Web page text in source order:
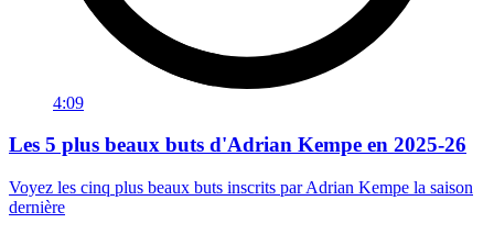
4:09
Les 5 plus beaux buts d'Adrian Kempe en 2025-26
Voyez les cinq plus beaux buts inscrits par Adrian Kempe la saison
dernière